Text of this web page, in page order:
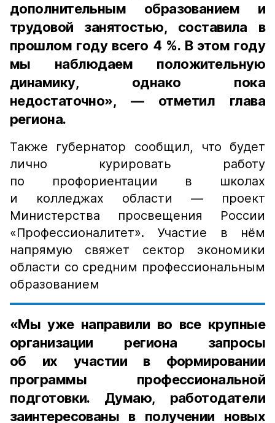
дополнительным образованием и
трудовой занятостью, составила в
прошлом году всего 4 %. В этом году
мы наблюдаем положительную
динамику, однако пока
недостаточно», — отметил глава
региона.
Также губернатор сообщил, что будет
лично курировать работу
по профориентации в школах
и колледжах области — проект
Министерства просвещения России
«Профессионалитет». Участие в нём
напрямую свяжет сектор экономики
области со средним профессиональным
образованием
«Мы уже направили во все крупные
организации региона запросы
об их участии в формировании
программы профессиональной
подготовки. Думаю, работодатели
заинтересованы в получении новых